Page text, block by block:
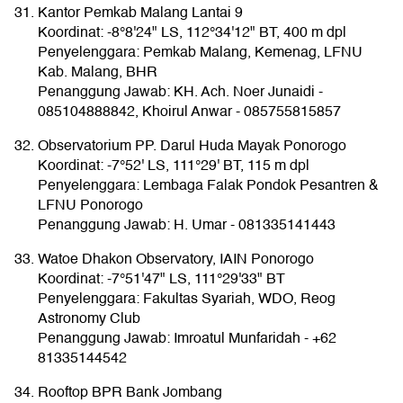
Kantor Pemkab Malang Lantai 9
Koordinat: -8°8'24" LS, 112°34'12" BT, 400 m dpl
Penyelenggara: Pemkab Malang, Kemenag, LFNU
Kab. Malang, BHR
Penanggung Jawab: KH. Ach. Noer Junaidi -
085104888842, Khoirul Anwar - 085755815857
Observatorium PP. Darul Huda Mayak Ponorogo
Koordinat: -7°52' LS, 111°29' BT, 115 m dpl
Penyelenggara: Lembaga Falak Pondok Pesantren &
LFNU Ponorogo
Penanggung Jawab: H. Umar - 081335141443
Watoe Dhakon Observatory, IAIN Ponorogo
Koordinat: -7°51'47" LS, 111°29'33" BT
Penyelenggara: Fakultas Syariah, WDO, Reog
Astronomy Club
Penanggung Jawab: Imroatul Munfaridah - +62
81335144542
Rooftop BPR Bank Jombang